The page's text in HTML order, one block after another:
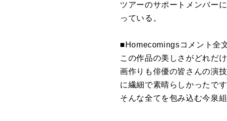
ツアーのサポートメンバー
っている。
■ Homecomingsコメント全
こ の作品の美し さ がどれだ
画作りも俳優の皆 さ んの演技
に繊細で素晴らしかったです
そんな全て を包み込む今泉組